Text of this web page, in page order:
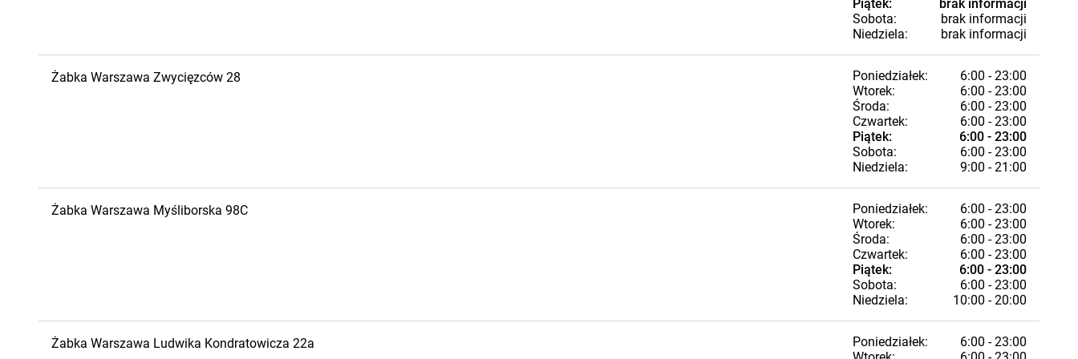
Piątek:
brak informacji
Sobota:
brak informacji
Niedziela:
brak informacji
Żabka Warszawa Zwycięzców 28 Poniedziałek:
6:00 - 23:00
Wtorek:
6:00 - 23:00
Środa:
6:00 - 23:00
Czwartek:
6:00 - 23:00
Piątek:
6:00 - 23:00
Sobota:
6:00 - 23:00
Niedziela:
9:00 - 21:00
Żabka Warszawa Myśliborska 98C Poniedziałek:
6:00 - 23:00
Wtorek:
6:00 - 23:00
Środa:
6:00 - 23:00
Czwartek:
6:00 - 23:00
Piątek:
6:00 - 23:00
Sobota:
6:00 - 23:00
Niedziela:
10:00 - 20:00
Żabka Warszawa Ludwika Kondratowicza 22a Poniedziałek:
6:00 - 23:00